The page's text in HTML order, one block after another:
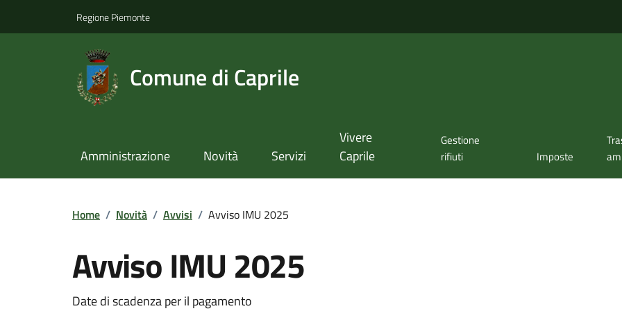
Regione Piemonte
Comune di Caprile
Amministrazione Novità Servizi
Vivere
Caprile
Gestione
rifiuti
Imposte
Home / Novità / Avvisi / Avviso IMU 2025
Avviso IMU 2025
Date di scadenza per il pagamento